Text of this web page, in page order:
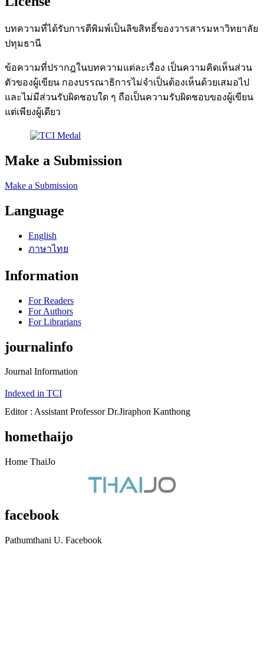
บทความที่ได้รับการตีพิมพ์เป็นลิขสิทธิ์ของวารสารมหาวิทยาลัย
ปทุมธานี
ข้อความที่ปรากฎในบทความแต่ละเรื่อง เป็นความคิดเห็นส่วน
ตัวของผู้เขียน กองบรรณาธิการไม่จำเป็นต้องเห็นด้วยเสมอไป
และไม่มีส่วนรับผิดชอบใด ๆ ถือเป็นความรับผิดชอบของผู้เขียน
แต่เพียงผู้เดียว
Make a Submission
Make a Submission
Language
English
ภาษาไทย
Information
For Readers
For Authors
For Librarians
journalinfo
Journal Information
Indexed in TCI
Editor : Assistant Professor Dr.Jiraphon Kanthong
homethaijo
Home ThaiJo
facebook
Pathumthani U. Facebook